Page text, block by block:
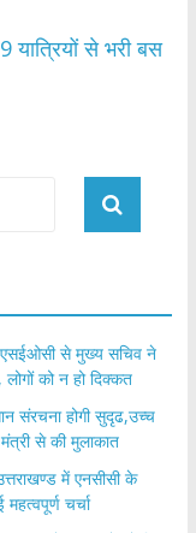
यात्रियों से भरी बस
एसईओसी से मुख्य सचिव ने
को न हो दिक्कत
संरचना होगी सुदृढ,उच्च
से की मुलाकात
में एनसीसी के
चर्चा